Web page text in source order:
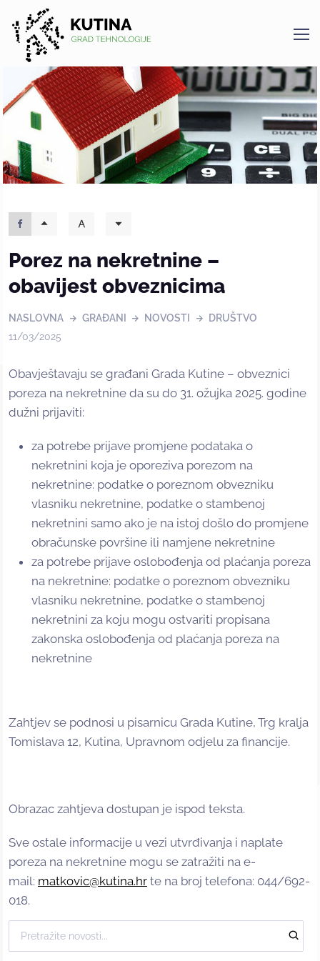
Kutina
Porez na nekretnine –
obavijest obveznicima
NASLOVNA GRAĐANI NOVOSTI
DRUŠTVO
11/03/2025
Obavještavaju se građani Grada Kutine – obveznici
poreza na nekretnine da su do 31. ožujka 2025. godine
dužni prijaviti:
za potrebe prijave promjene podataka o
nekretnini koja je oporeziva porezom na
nekretnine: podatke o poreznom obvezniku
vlasniku nekretnine, podatke o stambenoj
nekretnini samo ako je na istoj došlo do promjene
obračunske površine ili namjene nekretnine
za potrebe prijave oslobođenja od plaćanja poreza
na nekretnine: podatke o poreznom obvezniku
vlasniku nekretnine, podatke o stambenoj
nekretnini za koju mogu ostvariti propisana
zakonska oslobođenja od plaćanja poreza na
nekretnine
Zahtjev se podnosi u pisarnicu Grada Kutine, Trg kralja
Tomislava 12, Kutina, Upravnom odjelu za financije.
Obrazac zahtjeva dostupan je ispod teksta.
Sve ostale informacije u vezi utvrđivanja i naplate
poreza na nekretnine mogu se zatražiti na e-
mail: matkovic@kutina.hr te na broj telefona: 044/692-
018.